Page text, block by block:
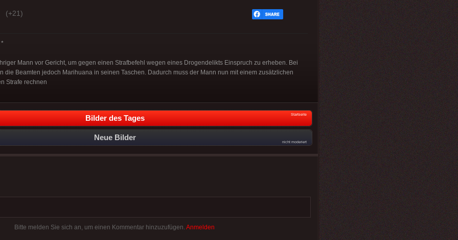
(+21)
Mann vor Gericht, um gegen einen Strafbefehl wegen eines Drogendelikts Einspruch zu erheben. Bei
die Beamten jedoch Marihuana in seinen Taschen. Dadurch muss der Mann nun mit einem zusätzlichen
Strafe rechnen
Bilder des Tages Startseite
Neue Bilder
nicht moderiert
Bitte melden Sie sich an, um einen Kommentar hinzuzufügen. Anmelden